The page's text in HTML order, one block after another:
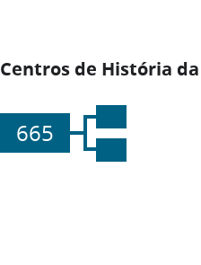
Centros de História
665